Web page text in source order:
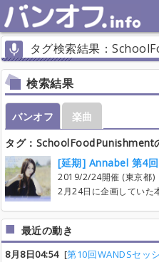
タグ検索結果：
検索結果
バンオフ
楽曲
タグ：SchoolFoodPunishment
[延期] Annabel 第4回
2019/2/24開催 (東京都)
2月24日に企画していた本イベントですが、延期（中断）とさせていただきました。またの開催の予定がありましたら、告知いたしますので、そのときにどうぞよろしくお願いいたします！ //////////////////// ソロのタイアップ・同人活動はもちろん、ひぐらしのなく頃の anNina, ダンガンロンパの binaria から最近はハイスイノナサ、School Food Punishment、Mop of Head、Alaska Jam の手練ミュージシャン揃いの siraph まで。話題沸騰中の Annabel さんの曲でセッションしましょう！ 【場所、日時】 ============== 初台ノア Cst 13時〜18時（曲数で時間は前後します） 【演奏曲について】 ============== ・Annabel に関係ある楽曲でお願いします (Annabel, anNina, binaria, siraph 等) ・1 曲あたり 15 分（転換含む）で 2 回演奏を１セットとします。 おおよそ 10 曲前後の成立を目指していきます。 【スケジュール】 ============== (1) 2018/12/8 22時〜 参加受付開始 (2) 2018/12/22 22時〜 一次エントリー開始 一人最大 2 曲追加可能（新規、便乗共に可） (3) 2019/1/5 22時〜 二次エントリー開始 一人最大 2 曲便乗可能 合計 4 曲エントリーまで可能です。 (4) 2019/1/19 22時〜 三次エントリー開始 無制限エントリー可
最近の動き
8月8日04:54[第10回WANDSセッ